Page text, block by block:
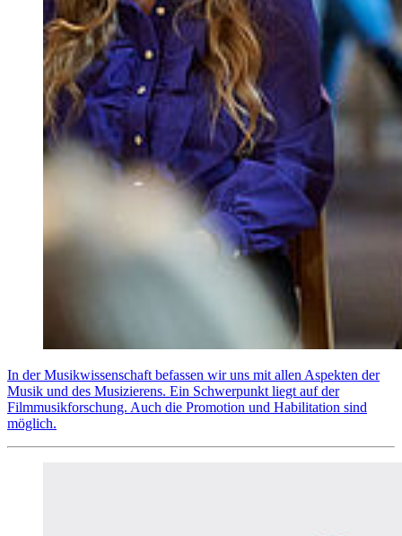
In der Musikwissenschaft befassen wir uns mit allen Aspekten der
Musik und des Musizierens. Ein Schwerpunkt liegt auf der
Filmmusikforschung. Auch die Promotion und Habilitation sind
möglich.